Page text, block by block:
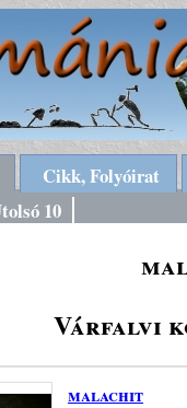
Cikk, Folyóirat
10
Várfalvi
malachit